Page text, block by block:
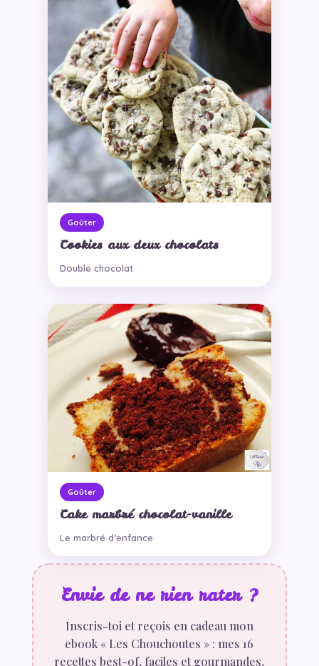
Goûter
Cookies aux deux chocolats
Double chocolat
Goûter
Cake marbré chocolat-vanille
Le marbré d’enfance
Envie de ne rien rater ?
Inscris-toi et reçois en cadeau mon
ebook « Les Chouchoutes » : mes 16
recettes best-of, faciles et gourmandes,